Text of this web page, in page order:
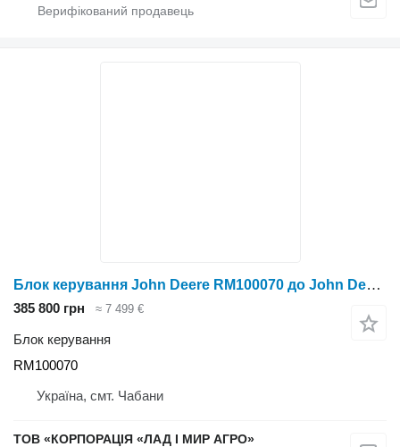
Блок керування John Deere RM100070 до John Deere
385 800 грн ≈ 7 499 €
Блок керування
RM100070
Україна, смт. Чабани
ТОВ «КОРПОРАЦІЯ «ЛАД І МИР АГРО»